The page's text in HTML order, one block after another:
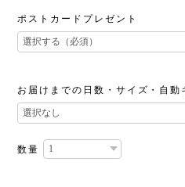
ポストカードプレゼント
お届けまでの日数・サイズ・自
数量